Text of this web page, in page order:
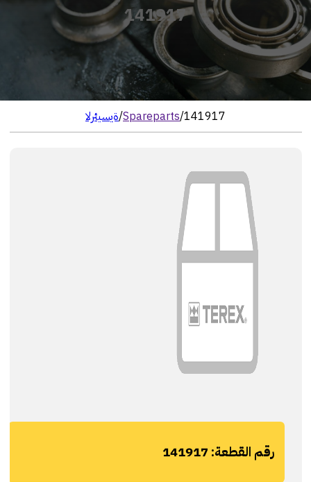
141917
الرئيسية/Spareparts/141917
رقم القطعة: 141917